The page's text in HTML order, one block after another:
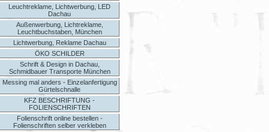
Leuchtreklame, Lichtwerbung, LED
Dachau
Außenwerbung, Lichtreklame,
Leuchtbuchstaben, München
Lichtwerbung, Reklame Dachau
ÖKO SCHILDER
Schrift & Design in Dachau,
Schmidbauer Transporte München
Messing mal anders - Einzelanfertigung
Gürtelschnalle
KFZ BESCHRIFTUNG -
FOLIENSCHRIFTEN
Folienschrift online bestellen -
Folienschriften selber verkleben